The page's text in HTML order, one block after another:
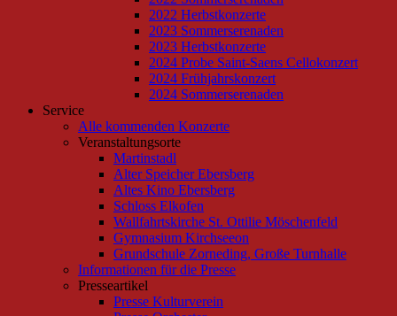
2022 Herbstkonzerte
2023 Sommerserenaden
2023 Herbstkonzerte
2024 Probe Saint-Saens Cellokonzert
2024 Frühjahrskonzert
2024 Sommerserenaden
Service
Alle kommenden Konzerte
Veranstaltungsorte
Martinstadl
Alter Speicher Ebersberg
Altes Kino Ebersberg
Schloss Elkofen
Wallfahrtskirche St. Ottilie Möschenfeld
Gymnasium Kirchseeon
Grundschule Zorneding, Große Turnhalle
Informationen für die Presse
Presseartikel
Presse Kulturverein